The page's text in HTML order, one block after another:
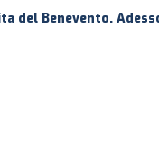
del Benevento.